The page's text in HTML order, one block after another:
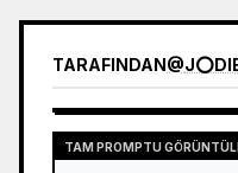
- Tarz:…
TARAFINDAN@
TAM PROMPTU